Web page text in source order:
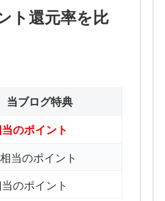
ト還元率を比
当ブログ特典
のポイント
当のポイント
のポイント